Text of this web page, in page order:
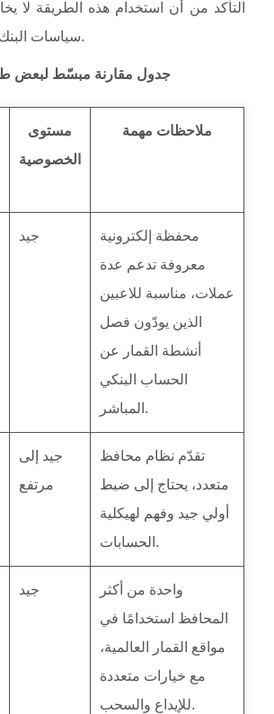
التأكد من أن استخدام هذه الطريقة لا
سياسات البنك الذي تتعامل معه.
جدول مقارنة مبسّط لبعض
مستوى
الخصوصية
ملاحظات مهمة
جيد
محفظة إلكترونية
معروفة تدعم عدة
عملات، مناسبة للاعبين
الذين يودّون فصل
أنشطة القمار عن
الحساب البنكي
المباشر.
جيد إلى
مرتفع
تقدّم نظام محافظ
متعدد، يحتاج إلى ضبط
أولي جيد وفهم لهيكلية
الحسابات.
جيد
واحدة من أكثر
المحافظ استخدامًا في
مواقع القمار العالمية،
مع خيارات متعددة
للإيداع والسحب.